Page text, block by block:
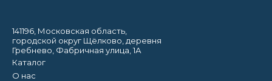
141196, Московская область,
городской округ Щёлково, деревня
Гребнево, Фабричная улица, 1А
Каталог
О нас